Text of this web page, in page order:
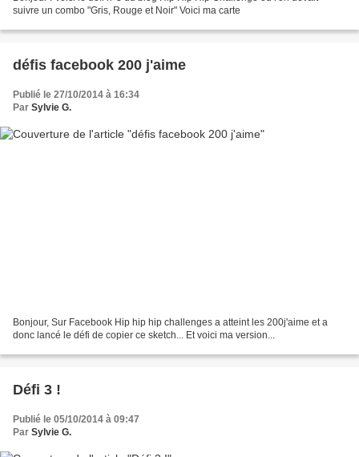
suivre un combo "Gris, Rouge et Noir" Voici ma carte
défis facebook 200 j'aime
Publié le 27/10/2014 à 16:34
Par Sylvie G.
Bonjour, Sur Facebook Hip hip hip challenges a atteint les 200j'aime et a
donc lancé le défi de copier ce sketch... Et voici ma version...
Défi 3 !
Publié le 05/10/2014 à 09:47
Par Sylvie G.